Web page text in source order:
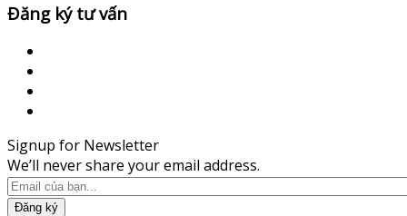
Đăng ký tư vấn
Signup for Newsletter
We’ll never share your email address.
Đăng ký